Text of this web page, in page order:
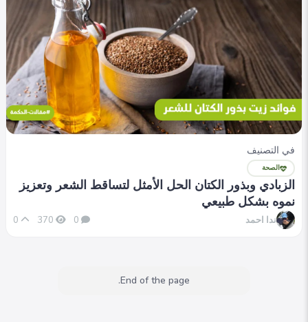
في التصنيف
الصحة
الزبادي وبذور الكتان الحل الأمثل لتساقط الشعر وتعزيز
نموه بشكل طبيعي
ندا احمد 0
370
End of the page.